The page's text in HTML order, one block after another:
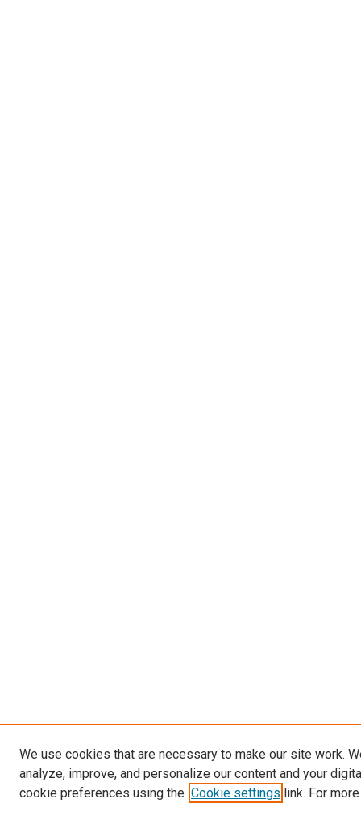
We use cookies that are necessary to make our site work.
analyze, improve, and personalize our content and your
cookie preferences using the Cookie settings link. For